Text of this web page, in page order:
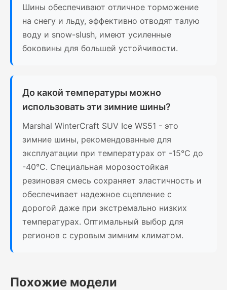
Шины обеспечивают отличное торможение
на снегу и льду, эффективно отводят талую
воду и snow-slush, имеют усиленные
боковины для большей устойчивости.
До какой температуры можно
использовать эти зимние шины?
Marshal WinterCraft SUV Ice WS51 - это
зимние шины, рекомендованные для
эксплуатации при температурах от -15°C до
-40°C. Специальная морозостойкая
резиновая смесь сохраняет эластичность и
обеспечивает надежное сцепление с
дорогой даже при экстремально низких
температурах. Оптимальный выбор для
регионов с суровым зимним климатом.
Похожие модели